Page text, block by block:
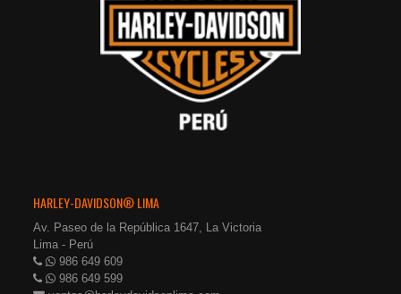
HARLEY-DAVIDSON® LIMA
Av. Paseo de la República 1647, La Victoria
Lima - Perú
986 649 609
986 649 599